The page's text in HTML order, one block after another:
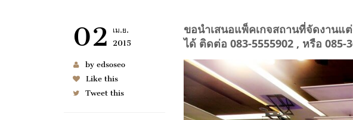
02
เม.ย.
2015
by edsoseo
Like this
Tweet this
ขอนำเสนอแพ็คเกจสถานที่จัดงานแ
ได้ ติดต่อ 083-5555902 , หรือ 085-